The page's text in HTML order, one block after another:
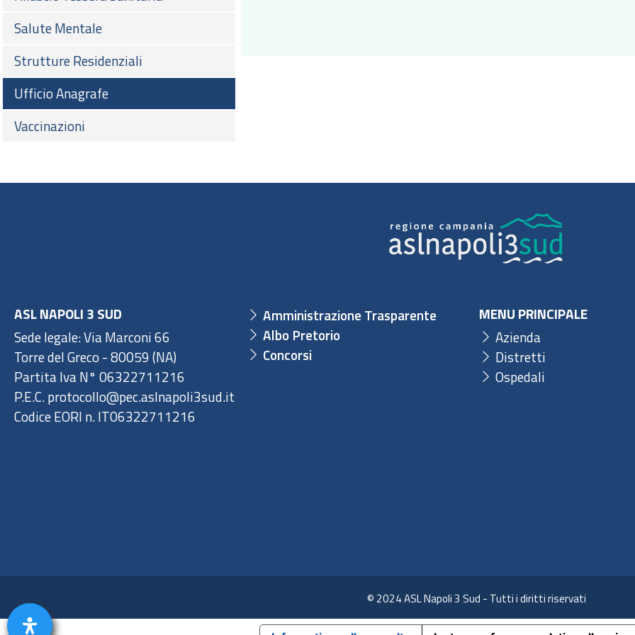
Salute Mentale
Strutture Residenziali
Ufficio Anagrafe
Vaccinazioni
ASL NAPOLI 3 SUD
Sede legale: Via Marconi 66
Torre del Greco - 80059 (NA)
Partita Iva N° 06322711216
P.E.C. protocollo@pec.aslnapoli3sud.it
Codice EORI n. IT06322711216
Amministrazione Trasparente
Albo Pretorio
Concorsi
MENU PRINCIPALE
Azienda
Distretti
Ospedali
© 2024 ASL Napoli 3 Sud - Tutti i diritti riservati